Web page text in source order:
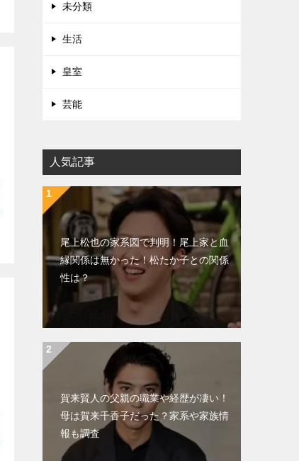
未分類
生活
皇室
芸能
人気記事
尾上松也の家系図で判明！尾上家と血
縁関係は無かった！松たか子との関係
性は？
賀来賢人の父親の職業や経歴が凄い！
母は賀来千香子だった？家系や家族情
報も調査